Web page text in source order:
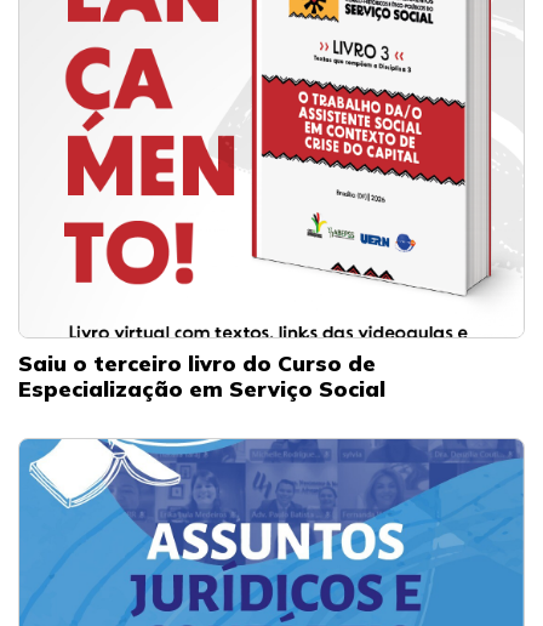
Saiu o terceiro livro do Curso de
Especialização em Serviço Social